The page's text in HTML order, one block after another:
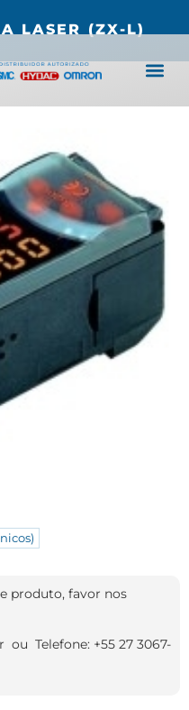
LASER (ZX-L)
produto, favor nos
ou Telefone: +55 27 3067-